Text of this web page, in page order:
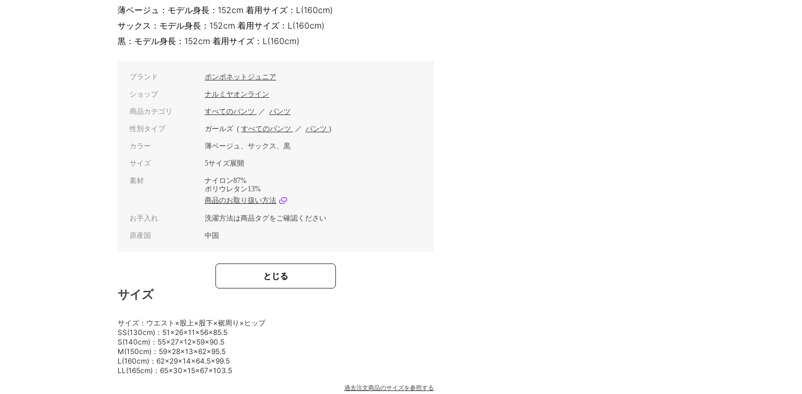
薄ベージュ：モデル身長：152cm 着用サイズ：L(160cm)
サックス：モデル身長：152cm 着用サイズ：L(160cm)
黒：モデル身長：152cm 着用サイズ：L(160cm)
ブランド ポンポネットジュニア
ショップ ナルミヤオンライン
商品カテゴリ すべてのパンツ ／ パンツ
性別タイプ ガールズ ( すべてのパンツ ／ パンツ )
カラー 薄ベージュ、サックス、黒
サイズ 5サイズ展開
素材
ナイロン87%
ポリウレタン13%
商品のお取り扱い方法
お手入れ 洗濯方法は商品タグをご確認ください
原産国 中国
とじる
サイズ
サイズ：ウエスト×股上×股下×裾周り×ヒップ
SS(130cm)：51×26×11×56×85.5
S(140cm)：55×27×12×59×90.5
M(150cm)：59×28×13×62×95.5
L(160cm)：62×29×14×64.5×99.5
LL(165cm)：65×30×15×67×103.5
過去注文商品のサイズを参照する